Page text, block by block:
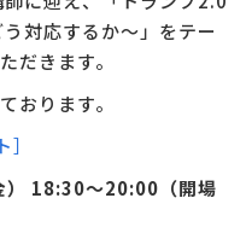
対応するか～」をテー
だきます。
おります。
18:30～20:00（開場